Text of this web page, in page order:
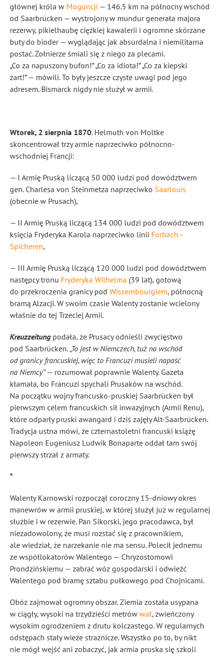
głównej króla w Moguncji — 146.5 km na północny wschód
od Saarbrücken — wystrojony w mundur generała majora
rezerwy, pikielhaubę ciężkiej kawalerii i ogromne skórzane
buty do bioder — wyglądając jak absurdalna i niemilitarna
postać. Żołnierze śmiali się z niego za plecami.
„Co za napuszony bufon!” „Co za idiota!” „Co za kiepski
żart!” — mówili. To były jeszcze czyste uwagi pod jego
adresem. Bismarck nigdy nie służył w armii.
Wtorek, 2 sierpnia 1870. Helmuth von Moltke
skoncentrował trzy armie naprzeciwko północno-
wschodniej Francji:
— I Armię Pruską liczącą 50 000 ludzi pod dowództwem
gen. Charlesa von Steinmetza naprzeciwko Saarlouis
(obecnie w Prusach),
— II Armię Pruską liczącą 134 000 ludzi pod dowództwem
księcia Fryderyka Karola naprzeciwko linii Forbach–
Spicheren,
— III Armię Pruską liczącą 120 000 ludzi pod dowództwem
następcy tronu Fryderyka Wilhelma (39 lat), gotową
do przekroczenia granicy pod Wissembourgiem, północną
bramą Alzacji. W swoim czasie Walenty zostanie wcielony
właśnie do tej Trzeciej Armii.
Kreuzzeitung podała, że Prusacy odnieśli zwycięstwo
pod Saarbrücken. „To jest w Niemczech, tuż na wschód
od granicy francuskiej, więc to Francuzi musieli napaść
na Niemcy”— rozumował poprawnie Walenty. Gazeta
kłamała, bo Francuzi spychali Prusaków na wschód.
Na początku wojny francusko-pruskiej Saarbrücken był
pierwszym celem francuskich sił inwazyjnych (Armii Renu),
które odparły pruski awangard i dziś zajęły Alt-Saarbrücken.
Tradycja ustna mówi, że czternastoletni francuski książę
Napoleon Eugeniusz Ludwik Bonaparte oddał tam swój
pierwszy strzał z armaty.
*
Walenty Karnowski rozpoczął coroczny 15-dniowy okres
manewrów w armii pruskiej, w której służył już w regularnej
służbie i w rezerwie. Pan Sikorski, jego pracodawca, był
niezadowolony, że musi rozstać się z pracownikiem,
ale wiedział, że narzekanie nie ma sensu. Polecił jednemu
ze współlokatorów Walentego — Chryzostomowi
Prondzińskiemu — zabrać wóz gospodarski i odwieźć
Walentego pod bramę sztabu pułkowego pod Chojnicami.
Obóz zajmował ogromny obszar. Ziemia została usypana
w ciągły, wysoki na trzydzieści metrów wał, zwieńczony
wysokim ogrodzeniem z drutu kolczastego. W regularnych
odstępach stały wieże strażnicze. Wszystko po to, by nikt
nie mógł wejść ani zobaczyć, jak armia pruska się szkoli